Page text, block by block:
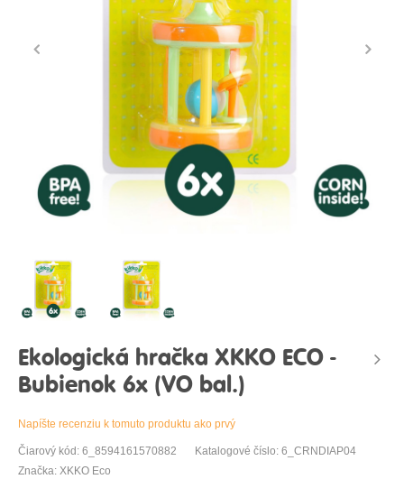
Ekologická hračka XKKO ECO -
Bubienok 6x (VO bal.)
Napíšte recenziu k tomuto produktu ako prvý
Čiarový kód: 6_8594161570882
Katalogové číslo: 6_CRNDIAP04
Značka: XKKO Eco